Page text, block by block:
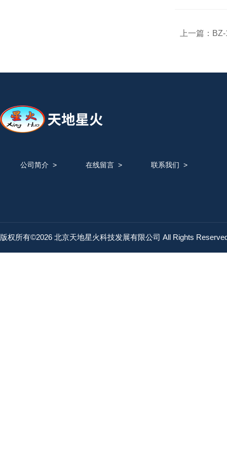
上一篇：
公司简介 > 在线留言> 联系我们 >
版权所有©2026 北京天地星火科技发展有限公司 All Rights